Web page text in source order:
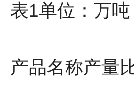
表1单位：万吨
产品名称产量